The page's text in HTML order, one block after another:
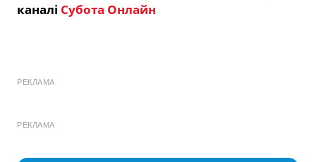
каналі Субота Онлайн
РЕКЛАМА
РЕКЛАМА